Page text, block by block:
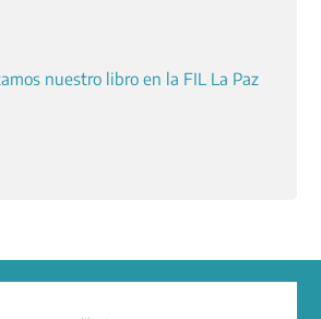
nuestro libro en la FIL La Paz